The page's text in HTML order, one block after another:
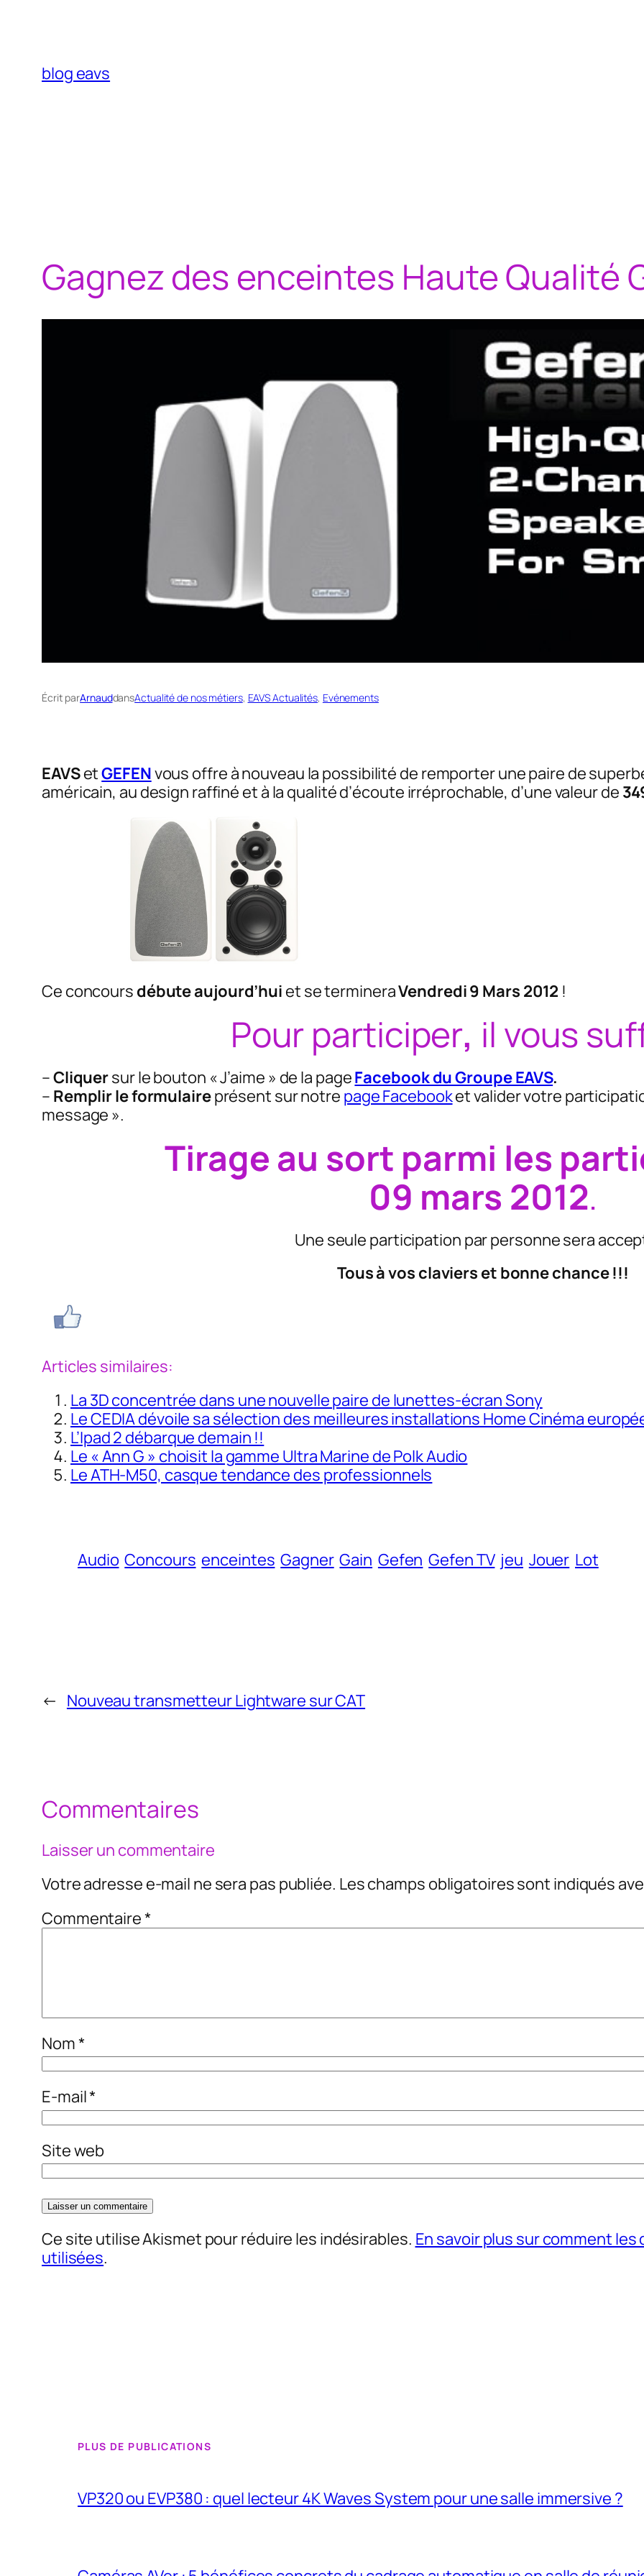
blog eavs
Gagnez des enceintes Haute Qualité
Écrit parArnauddansActualité de nos métiers, EAVS Actualités, Evénements
EAVSetGEFENvous offre à nouveau la possibilité de remporter une paire de
américain, au design raffiné et à la qualité d’écoute irréprochable, d’une valeur de
Ce concours débute aujourd’hui et se termineraVendredi 9 Mars 2012 !
Pour participer, il vous
–Cliquersur le bouton « J’aime » de la pageFacebook du Groupe EAVS.
– Remplir le formulaireprésent sur notre page Facebooket valider votre
message ».
Tirage au sort parmi les
09 mars 2012.
Une seule participation par personne sera
Tous à vos claviers et bonne chance !!!
Articles similaires:
La 3D concentrée dans une nouvelle paire de lunettes-écran Sony
Le CEDIA dévoile sa sélection des meilleures installations Home Cinéma
L’Ipad 2 débarque demain !!
Le « Ann G » choisit la gamme Ultra Marine de Polk Audio
Le ATH-M50, casque tendance des professionnels
Audio Concours enceintes Gagner Gain Gefen Gefen TV jeu Jouer Lot
← Nouveau transmetteur Lightware sur CAT
Commentaires
Laisser un commentaire
Votre adresse e-mail ne sera pas publiée. Les champs obligatoires sont indiqués
Commentaire*
Nom*
E-mail*
Site web
Ce site utilise Akismet pour réduire les indésirables. En savoir plus sur comment
utilisées.
PLUS DE PUBLICATIONS
VP320 ou EVP380 : quel lecteur 4K Waves System pour une salle immersive ?